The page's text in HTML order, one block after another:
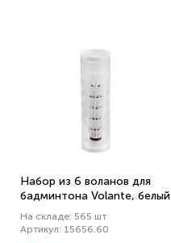
Набор из 6 воланов для
бадминтона Volante, белый
На складе: 565 шт
Артикул: 15656.60